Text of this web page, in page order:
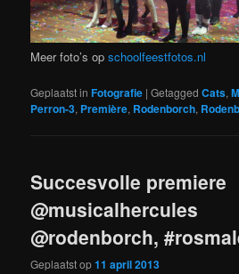
Meer foto’s opschoolfeestfotos.nl
Geplaatst in Fotografie |Getagged Cats,
Perron-3, Première, Rodenborch,
Succesvolle premiere
@musicalhercules
@rodenborch,
Geplaatst op11 april 2013